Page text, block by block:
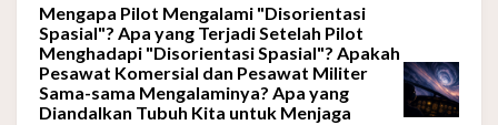
Mengapa Pilot Mengalami "Disorientasi
Spasial"? Apa yang Terjadi Setelah Pilot
Menghadapi "Disorientasi Spasial"? Apakah
Pesawat Komersial dan Pesawat Militer
Sama-sama Mengalaminya? Apa yang
Diandalkan Tubuh Kita untuk Menjaga